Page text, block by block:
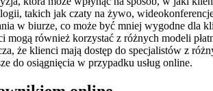
takich jak czaty na żywo,
w biurze, co może być mniej wygodne dla
również korzystać z różnych modeli
że klienci mają dostęp do specjalistów z
do osiągnięcia w przypadku usług online.